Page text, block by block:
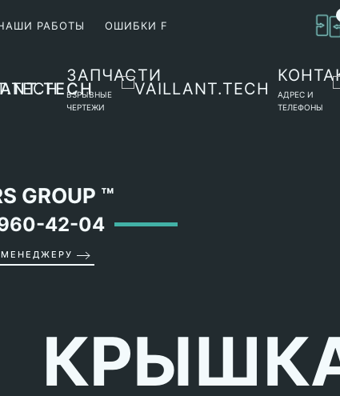
РАБОТЫ ОШИБКИ F
ЗАПЧАСТИ
ВЗРЫВНЫЕ
ЧЕРТЕЖИ
АДРЕС И
ТЕЛЕФОНЫ
GROUP ™
42-04